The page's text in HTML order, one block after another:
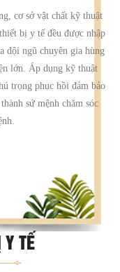
cơ sở vật chất kỹ thuật
bị y tế đều được nhập
đội ngũ chuyên gia hùng
lớn. Áp dụng kỹ thuật
trọng phục hồi đảm bảo
sứ mệnh chăm sóc
TẾ